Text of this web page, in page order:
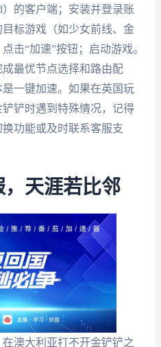
）的客户端；安装并登录账
标游戏（如少女前线、金
击“加速”按钮；启动游戏。
最优节点选择和路由配
一键加速。如果在英国玩
铲时遇到特殊情况，记得
功能或及时联系客服支
天涯若比邻
澳大利亚打不开金铲铲之